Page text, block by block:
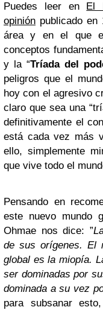
Puedes leer en El
opinión publicado
área y en el que
conceptos
y la “Tríada del
peligros que el
hoy con el agresivo
claro que sea una
definitivamente el
está cada vez más
ello, simplemente
que vive todo el
Pensando en
este nuevo mundo
Ohmae nos dice: ”
de sus orígenes. El
global es la miopía.
ser dominadas por
dominada a su vez
para subsanar